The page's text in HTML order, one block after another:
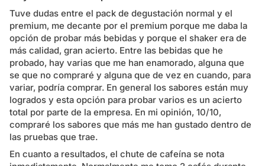
Tuve dudas entre el pack de degustación normal y el
premium, me decante por el premium porque me daba la
opción de probar más bebidas y porque el shaker era de
más calidad, gran acierto. Entre las bebidas que he
probado, hay varias que me han enamorado, alguna que
se que no compraré y alguna que de vez en cuando, para
variar, podría comprar. En general los sabores están muy
logrados y esta opción para probar varios es un acierto
total por parte de la empresa. En mi opinión, 10/10,
compraré los sabores que más me han gustado dentro de
las pruebas que trae.
En cuanto a resultados, el chute de cafeína se nota